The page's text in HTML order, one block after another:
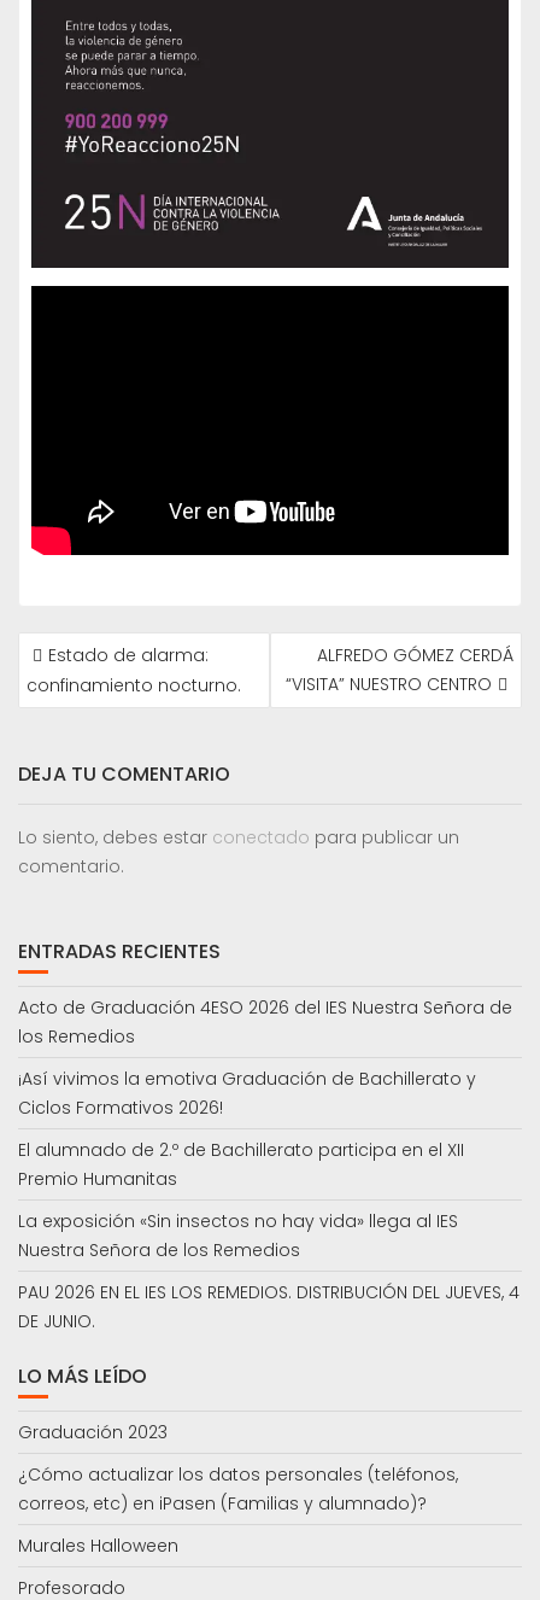
NAVEGACIÓN
DE
ENTRADAS
Estado de alarma:
confinamiento nocturno.
ALFREDO GÓMEZ CERDÁ
“VISITA” NUESTRO CENTRO
DEJA TU COMENTARIO
Lo siento, debes estar conectado para publicar un
comentario.
ENTRADAS RECIENTES
Acto de Graduación 4ESO 2026 del IES Nuestra Señora de
los Remedios
¡Así vivimos la emotiva Graduación de Bachillerato y
Ciclos Formativos 2026!
El alumnado de 2.º de Bachillerato participa en el XII
Premio Humanitas
La exposición «Sin insectos no hay vida» llega al IES
Nuestra Señora de los Remedios
PAU 2026 EN EL IES LOS REMEDIOS. DISTRIBUCIÓN DEL JUEVES, 4
DE JUNIO.
LO MÁS LEÍDO
Graduación 2023
¿Cómo actualizar los datos personales (teléfonos,
correos, etc) en iPasen (Familias y alumnado)?
Murales Halloween
Profesorado